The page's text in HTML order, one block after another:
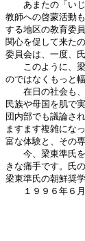
あまたの「いじ
教師への啓蒙活動
する地区の教育委
関心を促して来た
委員会は、一度、
このように、梁
のではなくもっと
在日の社会も、
民族や母国を肌で
団内部でも議論さ
ますます複雑にな
富な体験と、その
今、梁東準氏を
きな痛手です。氏
梁東準氏の朝鮮奨
１９９６年６月